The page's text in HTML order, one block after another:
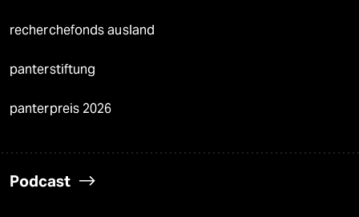
recherchefonds ausland
panterstiftung
panterpreis 2026
Podcast